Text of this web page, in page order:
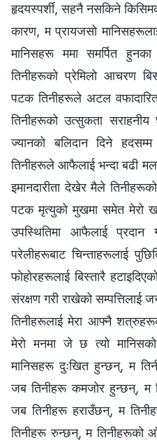
हृदयस्पर्शी, सहनै नसकिने
कारण, म प्रायजसो
मानिसहरू ममा समर्पित
तिनीहरूको प्रेमिलो आचरण
पटक तिनीहरूले अटल
तिनीहरूको उत्सुकता
ज्यानको बलिदान दिने
तिनीहरूले आफैलाई भन्दा बढी
इमानदारीता देखेर मैले
पटक मृत्युको मुखमा समेत मेरो
उपस्थितिमा आफैलाई
परेलीहरूबाट चिन्ताहरूलाई
फोहोरहरूलाई बिस्तारै
संरक्षण गरी राखेको
तिनीहरूलाई मेरा आफ्‍नै
मेरो मनमा जे छ त्यो
मानिसहरू दुःखित हुन्छन्, म
जब तिनीहरू कमजोर हुन्छन्, म
जब तिनीहरू हराउँछन्, म
तिनीहरू रुन्छन्, म तिनीहरूको